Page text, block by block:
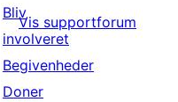
Vis supportforum
Bliv
involveret
Begivenheder
Doner